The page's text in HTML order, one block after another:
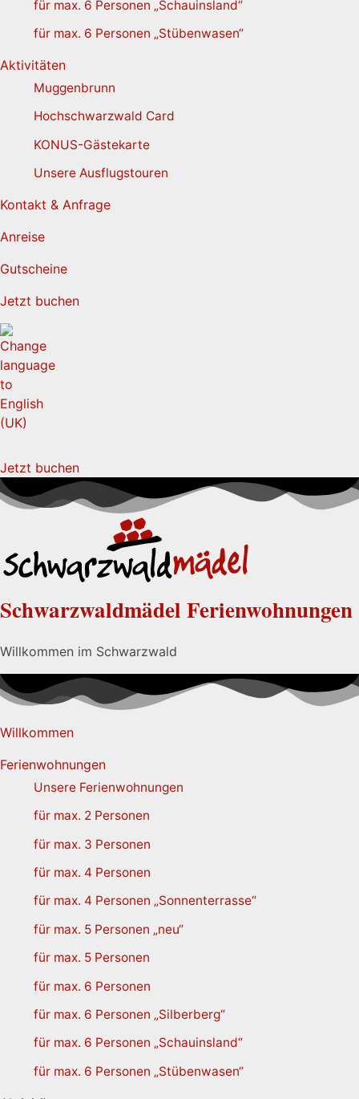
für max. 6 Personen „Schauinsland“
für max. 6 Personen „Stübenwasen“
Aktivitäten
Muggenbrunn
Hochschwarzwald Card
KONUS-Gästekarte
Unsere Ausflugstouren
Kontakt & Anfrage
Anreise
Gutscheine
Jetzt buchen
Jetzt buchen
Schwarzwaldmädel Ferienwohnungen
Willkommen im Schwarzwald
Willkommen
Ferienwohnungen
Unsere Ferienwohnungen
für max. 2 Personen
für max. 3 Personen
für max. 4 Personen
für max. 4 Personen „Sonnenterrasse“
für max. 5 Personen „neu“
für max. 5 Personen
für max. 6 Personen
für max. 6 Personen „Silberberg“
für max. 6 Personen „Schauinsland“
für max. 6 Personen „Stübenwasen“